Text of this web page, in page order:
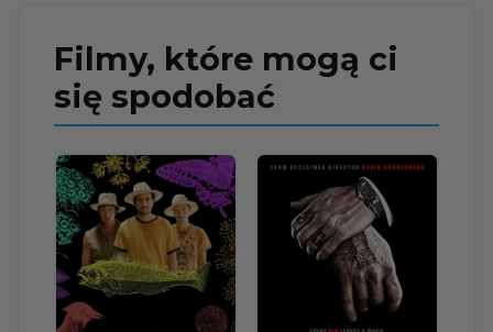
Filmy, które mogą ci
się spodobać